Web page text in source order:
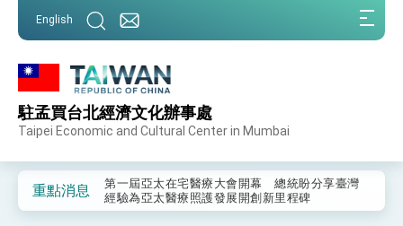
English
駐孟買台北經濟文化辦事處
Taipei Economic and Cultural Center in Mumbai
重點消息
總統重要談話
事處」，進一步深化台美交流合作
第一屆亞太在宅醫療大會開幕 總統盼分享臺灣
經驗為亞太醫療照護發展開創新里程碑